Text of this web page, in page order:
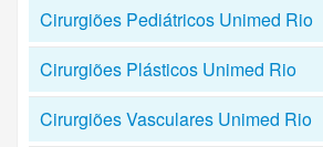
Cirurgiões Pediátricos Unimed Rio
Cirurgiões Plásticos Unimed Rio
Cirurgiões Vasculares Unimed Rio